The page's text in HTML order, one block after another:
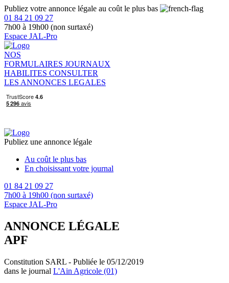
Publiez votre annonce légale au coût le plus bas
01 84 21 09 27
7h00 à 19h00 (non surtaxé)
Espace JAL-Pro
NOS
FORMULAIRES JOURNAUX
HABILITES CONSULTER
LES ANNONCES LEGALES
Publiez une annonce légale
Au coût le plus bas
En choisissant votre journal
01 84 21 09 27
7h00 à 19h00 (non surtaxé)
Espace JAL-Pro
ANNONCE LÉGALE
APF
Constitution SARL - Publiée le 05/12/2019
dans le journal L'Ain Agricole (01)